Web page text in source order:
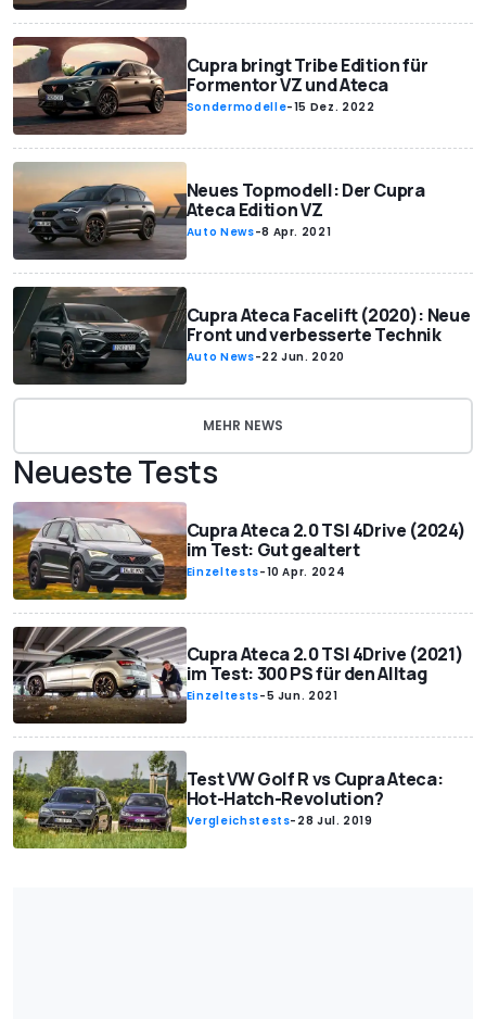
Cupra bringt Tribe Edition für
Formentor VZ und Ateca
Sondermodelle-15 Dez. 2022
Neues Topmodell: Der Cupra
Ateca Edition VZ
Auto News-8 Apr. 2021
Cupra Ateca Facelift (2020): Neue
Front und verbesserte Technik
Auto News-22 Jun. 2020
MEHR NEWS
Neueste Tests
Cupra Ateca 2.0 TSI 4Drive (2024)
im Test: Gut gealtert
Einzeltests-10 Apr. 2024
Cupra Ateca 2.0 TSI 4Drive (2021)
im Test: 300 PS für den Alltag
Einzeltests-5 Jun. 2021
Test VW Golf R vs Cupra Ateca:
Hot-Hatch-Revolution?
Vergleichstests- 28 Jul. 2019